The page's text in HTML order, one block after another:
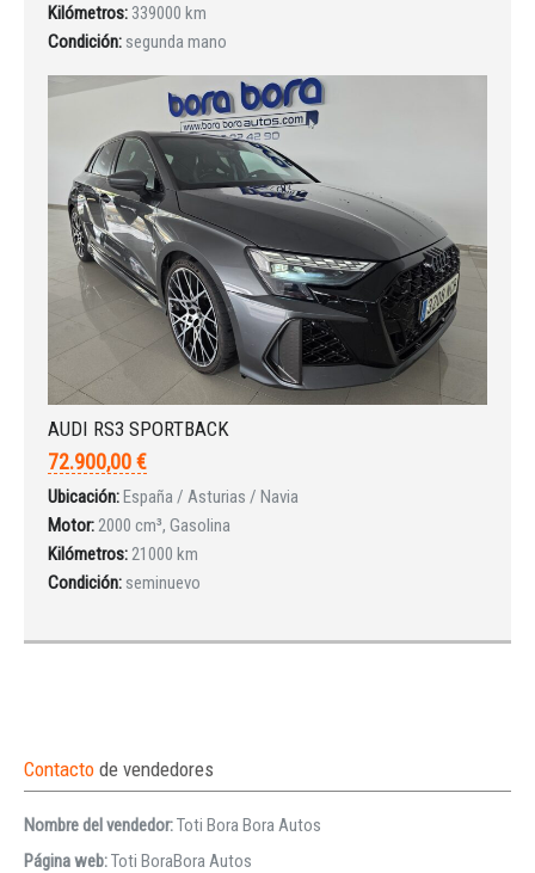
Kilómetros: 339000 km
Condición: segunda mano
AUDI RS3 SPORTBACK
72.900,00 €
Ubicación:España / Asturias / Navia
Motor:2000 cm³, Gasolina
Kilómetros:21000 km
Condición: seminuevo
Contacto de vendedores
Nombre del vendedor:Toti Bora Bora Autos
Página web:Toti BoraBora Autos